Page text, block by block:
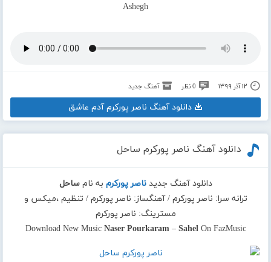
۱۲ آذر ۱۳۹۹ 0 نظر آهنگ جدید
دانلود آهنگ ناصر پورکرم آدم عاشق
دانلود آهنگ ناصر پورکرم ساحل
دانلود آهنگ جدیدناصر پورکرم به نامساحل
ترانه سرا: ناصر پورکرم / آهنگساز: ناصر پورکرم / تنظیم ،میکس و
مسترینگ: ناصر پورکرم
Download New Music Naser Pourkaram– SahelOn FazMusic